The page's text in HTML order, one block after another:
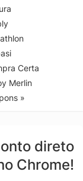
Certa
Merlin
»
direto
Chrome!